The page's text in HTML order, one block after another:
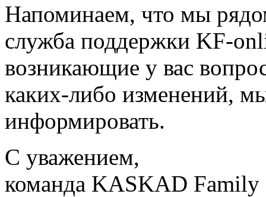
Напоминаем, что мы
служба поддержки KF-
возникающие у вас
каких-либо изменений,
информировать.
С уважением,
команда KASKAD Family